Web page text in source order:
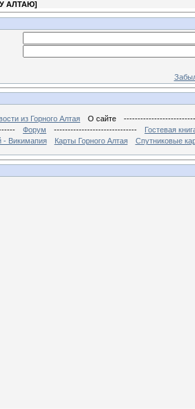
АЛТАЮ]
из Горного Алтая О сайте
Форум ------------------------------
Гостевая
- Викимапия
Карты Горного Алтая Спутниковые